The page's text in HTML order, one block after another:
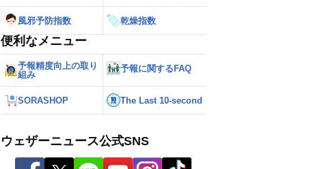
風邪予防指数 乾燥指数
便利なメニュー
予報精度向上の取り
組み
予報に関するFAQ
SORASHOP The Last 10-second
ウェザーニュース公式SNS